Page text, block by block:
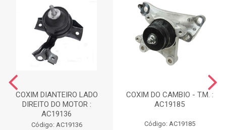
COXIM DIANTEIRO LADO
DIREITO DO MOTOR :
AC19136
Código: AC19136
COXIM DO CAMBIO - T.M. :
AC19185
Código: AC19185